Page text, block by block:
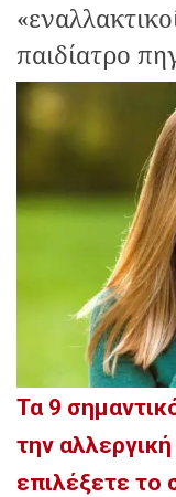
παιδίατρο
Τα 9
την
επιλέξετε το